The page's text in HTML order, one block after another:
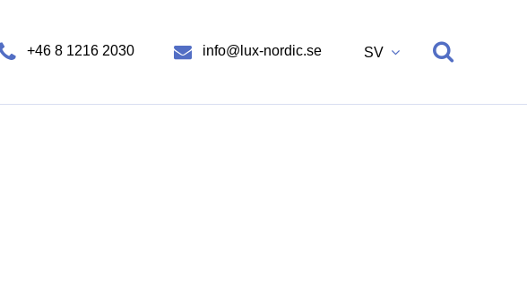
+46 8 1216 2030 info@lux-nordic.se SV